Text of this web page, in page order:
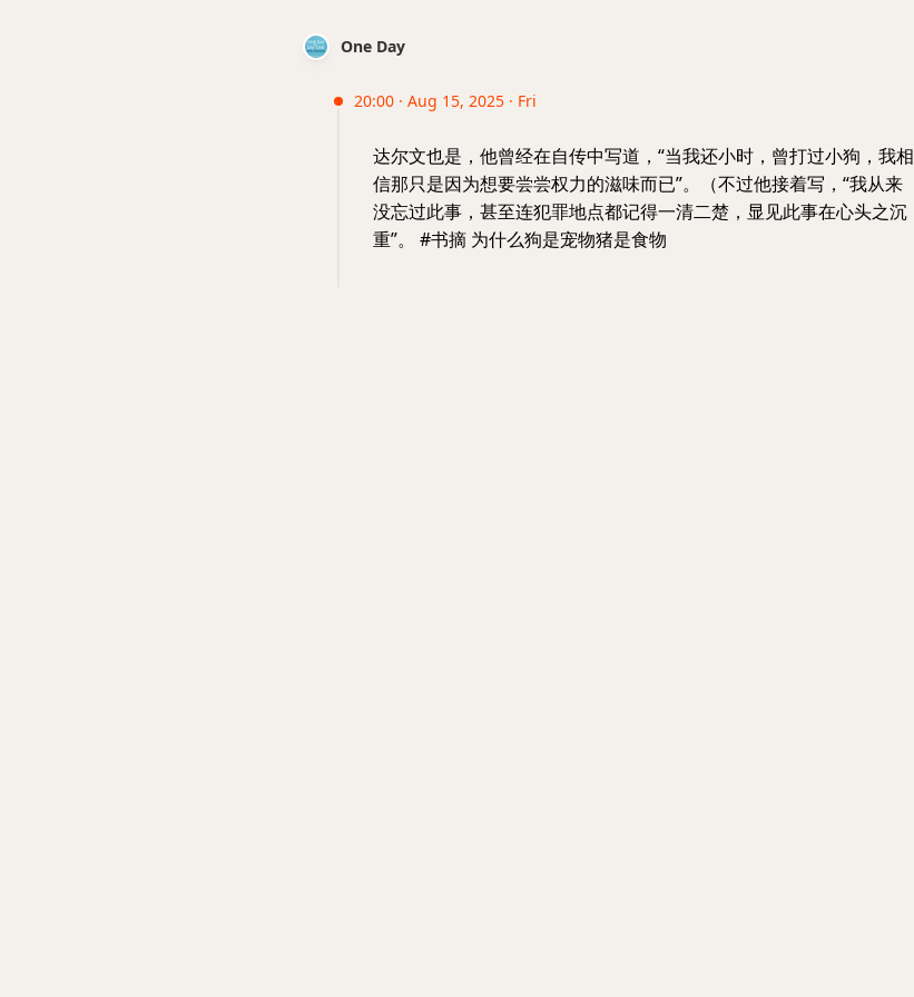
One Day
20:00 · Aug 15, 2025 · Fri
达尔文也是，他曾经在自传中写道，“当我还小时，曾打过小狗，我相
信那只是因为想要尝尝权力的滋味而已”。（不过他接着写，“我从来
没忘过此事，甚至连犯罪地点都记得一清二楚，显见此事在心头之沉
重”。 #书摘 为什么狗是宠物猪是食物